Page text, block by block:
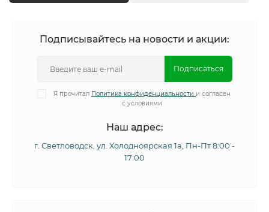
Подписывайтесь на новости и акции:
Подписаться
Я прочитал Политика конфиденциальности и согласен
с условиями
Наш адрес:
г. Светловодск, ул. Холодноярская 1а, Пн-Пт 8:00 -
17:00